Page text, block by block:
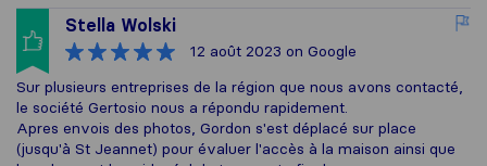
Stella Wolski
12 août 2023 on Google
Sur plusieurs entreprises de la région que nous avons contacté,
le société Gertosio nous a répondu rapidement.
Apres envois des photos, Gordon s'est déplacé sur place
(jusqu'à St Jeannet) pour évaluer l'accès à la maison ainsi que